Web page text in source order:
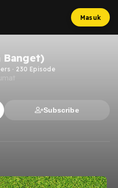
Masuk
Banget)
· 230 Episode
Subscribe